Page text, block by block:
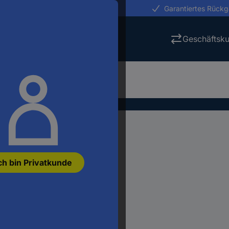
bin Privatkunde
Garantiertes